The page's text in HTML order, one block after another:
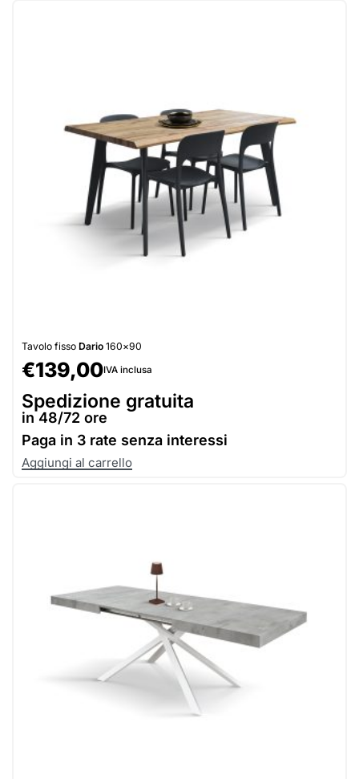
Tavolo fisso Dario 160×90
€139,00IVA inclusa
Spedizione gratuita
in 48/72 ore
Paga in 3 rate senza interessi
Aggiungi al carrello